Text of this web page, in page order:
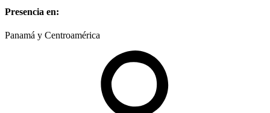
Presencia en:
Panamá y Centroamérica